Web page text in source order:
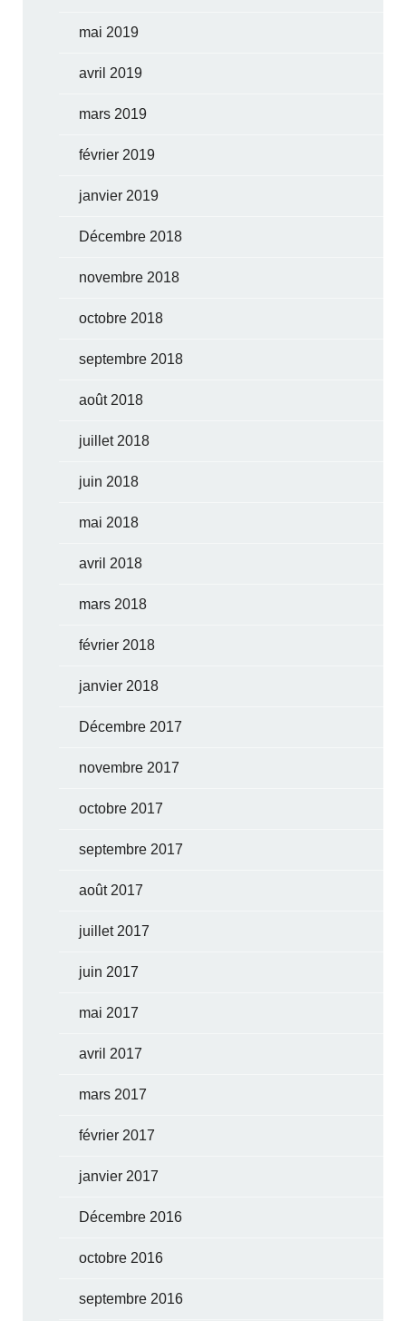
mai 2019
avril 2019
mars 2019
février 2019
janvier 2019
Décembre 2018
novembre 2018
octobre 2018
septembre 2018
août 2018
juillet 2018
juin 2018
mai 2018
avril 2018
mars 2018
février 2018
janvier 2018
Décembre 2017
novembre 2017
octobre 2017
septembre 2017
août 2017
juillet 2017
juin 2017
mai 2017
avril 2017
mars 2017
février 2017
janvier 2017
Décembre 2016
octobre 2016
septembre 2016